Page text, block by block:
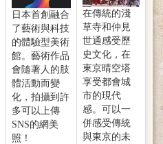
日本首創融合
了藝術與科技
的體驗型美術
館。藝術作品
會隨著人的肢
體活動而變
化，拍攝到許
多可以上傳
SNS的網美
照！
在傳統的淺
草寺和仲見
世通感受歷
史文化，在
東京晴空塔
享受都會城
市的現代
感。可以一
併感受傳統
與東京的未